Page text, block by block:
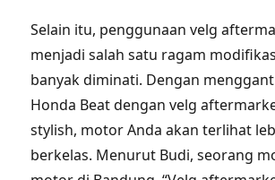
Selain itu, penggunaan velg
menjadi salah satu ragam
banyak diminati. Dengan
Honda Beat dengan velg
stylish, motor Anda akan terlihat
berkelas. Menurut Budi, seorang